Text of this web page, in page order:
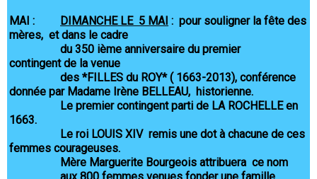
MAI : DIMANCHE LE 5 MAI : pour souligner la fête des
mères, et dans le cadre
du 350 ième anniversaire du premier
contingent de la venue
des *FILLES du ROY* ( 1663-2013), conférence
donnée par Madame Irène BELLEAU, historienne.
Le premier contingent parti de LA ROCHELLE en
1663.
Le roi LOUIS XIV remis une dot à chacune de ces
femmes courageuses.
Mère Marguerite Bourgeois attribuera ce nom